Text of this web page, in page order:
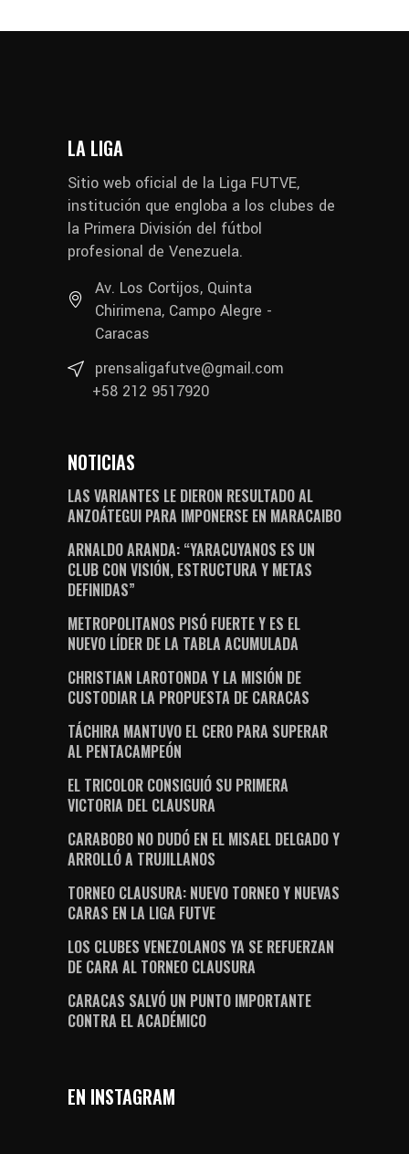
LA LIGA
Sitio web oficial de la Liga FUTVE,
institución que engloba a los clubes de
la Primera División del fútbol
profesional de Venezuela.
Av. Los Cortijos, Quinta
Chirimena, Campo Alegre -
Caracas
prensaligafutve@gmail.com
+58 212 9517920
NOTICIAS
LAS VARIANTES LE DIERON RESULTADO AL
ANZOÁTEGUI PARA IMPONERSE EN MARACAIBO
ARNALDO ARANDA: “YARACUYANOS ES UN
CLUB CON VISIÓN, ESTRUCTURA Y METAS
DEFINIDAS”
METROPOLITANOS PISÓ FUERTE Y ES EL
NUEVO LÍDER DE LA TABLA ACUMULADA
CHRISTIAN LAROTONDA Y LA MISIÓN DE
CUSTODIAR LA PROPUESTA DE CARACAS
TÁCHIRA MANTUVO EL CERO PARA SUPERAR
AL PENTACAMPEÓN
EL TRICOLOR CONSIGUIÓ SU PRIMERA
VICTORIA DEL CLAUSURA
CARABOBO NO DUDÓ EN EL MISAEL DELGADO Y
ARROLLÓ A TRUJILLANOS
TORNEO CLAUSURA: NUEVO TORNEO Y NUEVAS
CARAS EN LA LIGA FUTVE
LOS CLUBES VENEZOLANOS YA SE REFUERZAN
DE CARA AL TORNEO CLAUSURA
CARACAS SALVÓ UN PUNTO IMPORTANTE
CONTRA EL ACADÉMICO
EN INSTAGRAM